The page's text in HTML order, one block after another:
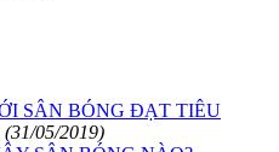
SÂN BÓNG ĐẠT TIÊU
(31/05/2019)